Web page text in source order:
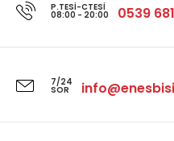
P.TESI-CTESI
08:00 - 20:00 0539
7/24
SOR